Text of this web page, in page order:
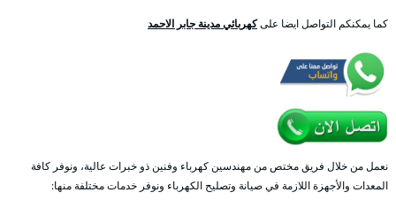
كما يمكنكم التواصل ايضا علىكهربائي مدينة جابر الاحمد
نعمل من خلال فريق مختص من مهندسين كهرباء وفنين ذو خبرات عالية، ونوفر كافة
المعدات والأجهزة اللازمة في صيانة وتصليح الكهرباء ونوفر خدمات مختلفة منها: